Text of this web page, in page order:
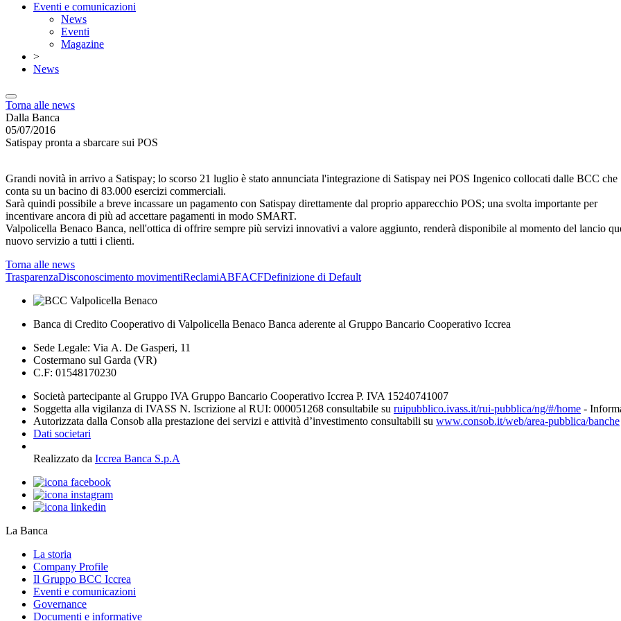
Eventi e comunicazioni
News
Eventi
Magazine
>
News
Torna alle news
Dalla Banca
05/07/2016
Satispay pronta a sbarcare sui POS
Grandi novità in arrivo a Satispay; lo scorso 21 luglio è stato annunciata l'integrazione di Satispay nei POS Ingenico collocati dalle BCC che
conta su un bacino di 83.000 esercizi commerciali.
Sarà quindi possibile a breve incassare un pagamento con Satispay direttamente dal proprio apparecchio POS; una svolta importante per
incentivare ancora di più ad accettare pagamenti in modo SMART.
Valpolicella Benaco Banca, nell'ottica di offrire sempre più servizi innovativi a valore aggiunto, renderà disponibile al momento del lancio
nuovo servizio a tutti i clienti.
Torna alle news
TrasparenzaDisconoscimento movimentiReclamiABFACFDefinizione di Default
Banca di Credito Cooperativo di Valpolicella Benaco Banca aderente al Gruppo Bancario Cooperativo Iccrea
Sede Legale: Via A. De Gasperi, 11
Costermano sul Garda (VR)
C.F: 01548170230
Società partecipante al Gruppo IVA Gruppo Bancario Cooperativo Iccrea P. IVA 15240741007
Soggetta alla vigilanza di IVASS N. Iscrizione al RUI: 000051268 consultabile su ruipubblico.ivass.it/rui-pubblica/ng/#/home -
Autorizzata dalla Consob alla prestazione dei servizi e attività d’investimento consultabili su www.consob.it/web/area-pubblica/banche
Dati societari
Realizzato da Iccrea Banca S.p.A
La Banca
La storia
Company Profile
Il Gruppo BCC Iccrea
Eventi e comunicazioni
Governance
Documenti e informative